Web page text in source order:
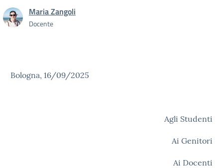
Maria Zangoli
Docente
Bologna, 16/09/2025
Agli Studenti
Ai Genitori
Ai Docenti